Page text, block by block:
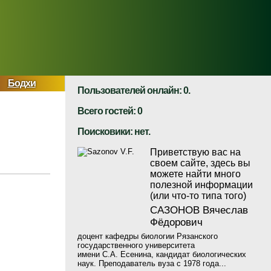
Бодхи
Пользователей онлайн: 0.
Всего гостей: 0
Поисковики: нет.
Приветствую вас на
своем сайте, здесь вы
можете найти много
полезной информации
(или что-то типа того)
САЗОНОВ Вячеслав
Фёдорович
доцент кафедры биологии Рязанского
государственного университета
имени С.А. Есенина, кандидат биологических
наук. Преподаватель вуза с 1978 года...